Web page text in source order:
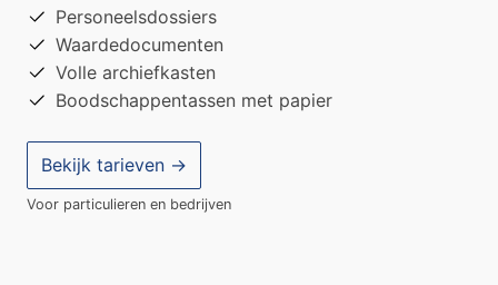
Personeelsdossiers
Waardedocumenten
Volle archiefkasten
Boodschappentassen met papier
Bekijk tarieven →
Voor particulieren en bedrijven